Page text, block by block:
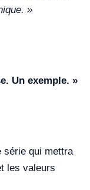
»
Un exemple. »
série qui mettra
les valeurs